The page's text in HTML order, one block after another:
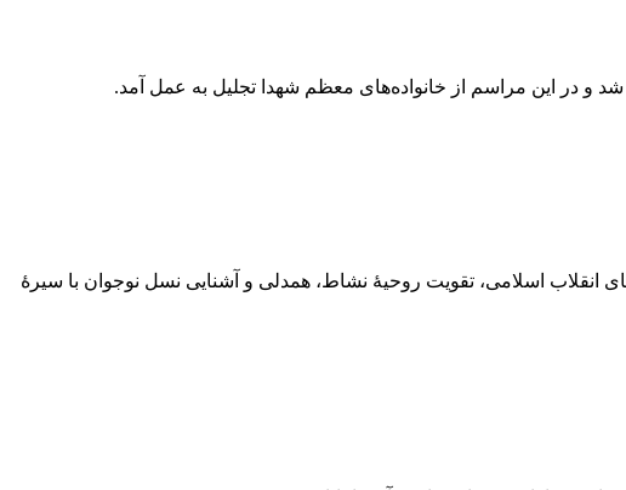
انقلاب اسلامی، تقویت روحیۀ نشاط، همدلی و آشنایی نسل نوجوان با سیرۀ